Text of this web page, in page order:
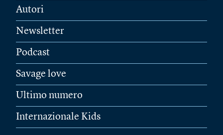
Autori
Newsletter
Podcast
Savage love
Ultimo numero
Internazionale Kids